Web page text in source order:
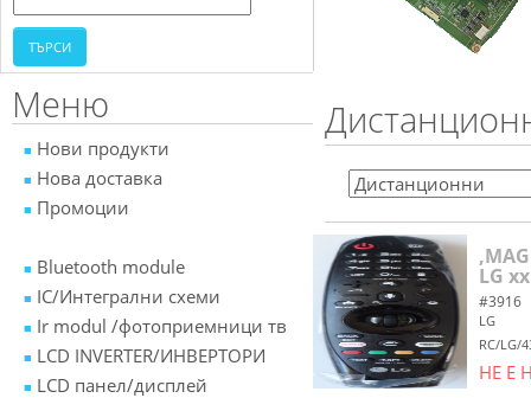
Меню
Нови продукти
Нова доставка
Промоции
Bluetooth module
IC/Интегрални схеми
Ir modul /фотоприемници тв
LCD INVERTER/ИНВЕРТОРИ
LCD панел/дисплей
LG
#3916
LG
RC/LG/
НЕ Е